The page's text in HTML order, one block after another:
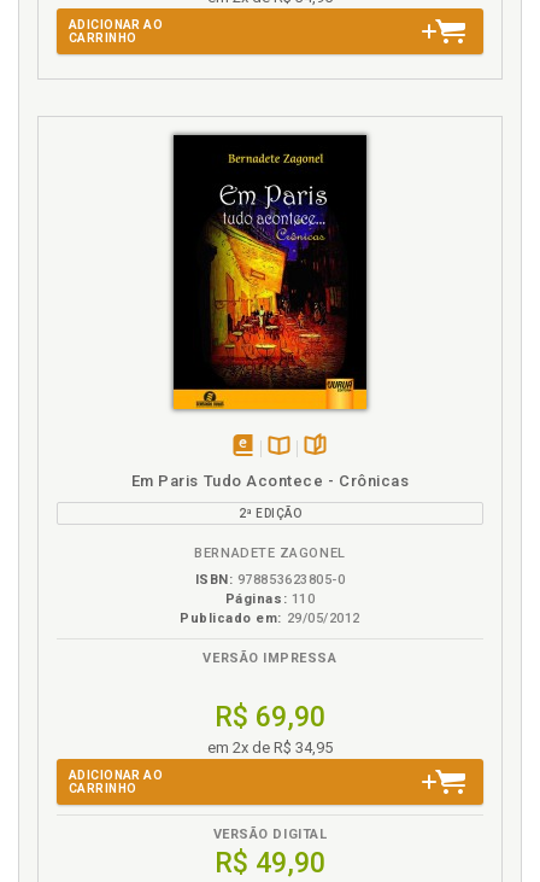
ADICIONAR AO
CARRINHO
eBookB.V.
páginas
Em Paris Tudo Acontece - Crônicas
2ª EDIÇÃO
BERNADETE ZAGONEL
ISBN: 978853623805-0
Páginas: 110
Publicado em: 29/05/2012
VERSÃO IMPRESSA
R$ 69,90
em 2x de R$ 34,95
ADICIONAR AO
CARRINHO
VERSÃO DIGITAL
R$ 49,90